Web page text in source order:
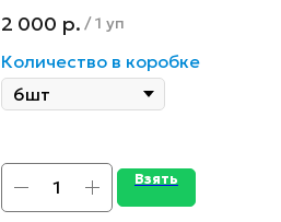
2 000 р. /1 уп
Количество в коробке
Взять